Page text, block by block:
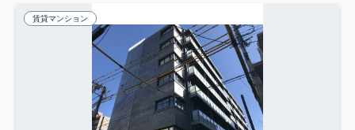
賃貸マンション